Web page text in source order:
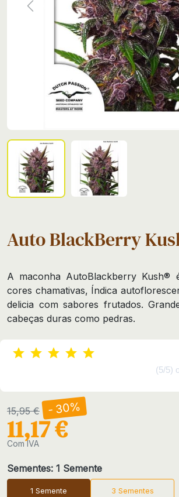
Previous
Auto BlackBerry
A maconha AutoBlackberry Kush®
cores chamativas, Índica
delicia com sabores frutados.
cabeças duras como pedras.
(5/5)
15,95 € - 30%
11,17 €
Com IVA
Sementes: 1 Semente
1 Semente 3 Sementes